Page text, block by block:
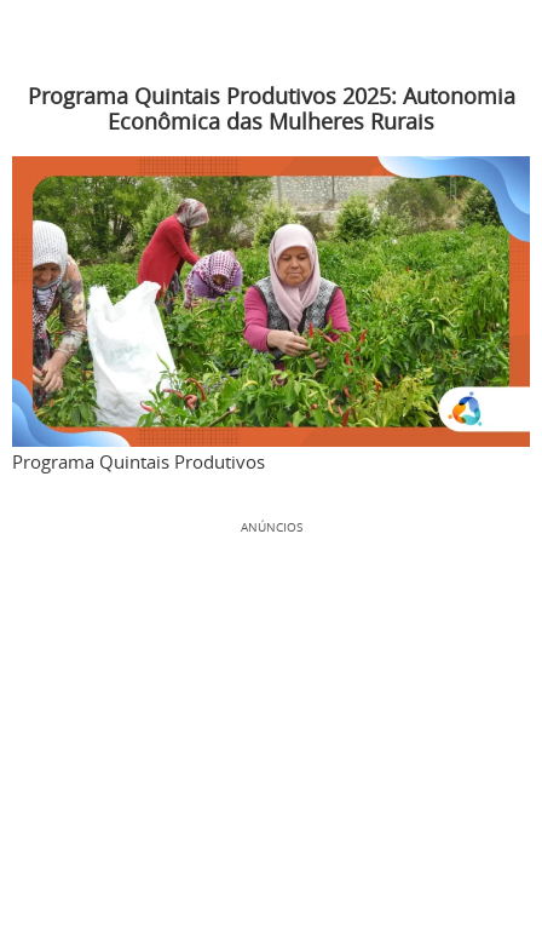
Programa Quintais Produtivos 2025: Autonomia
Econômica das Mulheres Rurais
Programa Quintais Produtivos
ANÚNCIOS